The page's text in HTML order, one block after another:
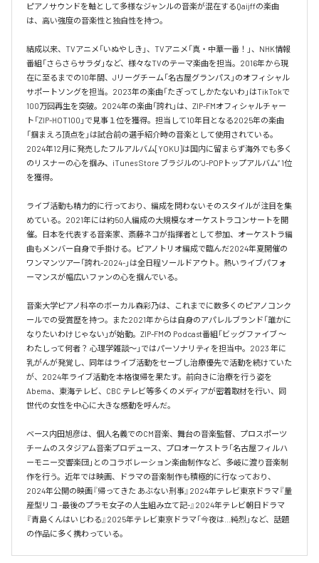
ピアノサウンドを軸として多様なジャンルの音楽が混在するQaijffの楽曲
は、高い強度の音楽性と独自性を持つ。
結成以来、TVアニメ「いぬやしき」、TVアニメ「真・中華一番！」、NHK情報
番組「さらさらサラダ」など、様々なTVのテーマ楽曲を担当。2016年から現
在に至るまでの10年間、Jリーグチーム「名古屋グランパス」のオフィシャル
サポートソングを担当。2023年の楽曲「たぎってしかたないわ」はTikTokで
100万回再生を突破。2024年の楽曲「誇れ」は、ZIP-FMオフィシャルチャー
ト「ZIP-HOT100」で見事１位を獲得。担当して10年目となる2025年の楽曲
「掴まえろ頂点を」は試合前の選手紹介時の音楽として使用されている。
2024年12月に発売したフルアルバム[YOKU]は国内に留まらず海外でも多く
のリスナーの心を掴み、iTunes Store ブラジルの”J-POPトップアルバム” 1位
を獲得。
ライブ活動も精力的に行っており、編成を問わないそのスタイルが注目を集
めている。2021年には約50人編成の大規模なオーケストラコンサートを開
催。日本を代表する音楽家、斎藤ネコが指揮者として参加、オーケストラ編
曲もメンバー自身で手掛ける。ピアノトリオ編成で臨んだ2024年夏開催の
ワンマンツアー「誇れ-2024-」は全日程ソールドアウト。熱いライブパフォ
ーマンスが幅広いファンの心を掴んでいる。
音楽大学ピアノ科卒のボーカル森彩乃は、これまでに数多くのピアノコンク
ールでの受賞歴を持つ。また2021年からは自身のアパレルブランド「誰かに
なりたいわけじゃない」が始動。ZIP-FMの Podcast番組「ビッグファイブ 〜
わたしって何者？ 心理学雑談〜」ではパーソナリティを担当中。2023 年に
乳がんが発覚し、同年はライブ活動をセーブし治療優先で活動を続けていた
が、2024年ライブ活動を本格復帰を果たす。前向きに治療を行う姿を
Abema、東海テレビ、CBC テレビ等多くのメディアが密着取材を行い、同
世代の女性を中心に大きな感動を呼んだ。
ベース内田旭彦は、個人名義でのCM音楽、舞台の音楽監督、プロスポーツ
チームのスタジアム音楽プロデュース、プロオーケストラ「名古屋フィルハ
ーモニー交響楽団」とのコラボレーション楽曲制作など、多岐に渡り音楽制
作を行う。近年では映画、ドラマの音楽制作も積極的に行なっており、
2024年公開の映画『帰ってきた あぶない刑事』2024年テレビ東京ドラマ『量
産型リコ -最後のプラモ女子の人生組み立て記-』2024年テレビ朝日ドラマ
『青島くんはいじわる』2025年テレビ東京ドラマ「今夜は…純烈」など、話題
の作品に多く携わっている。